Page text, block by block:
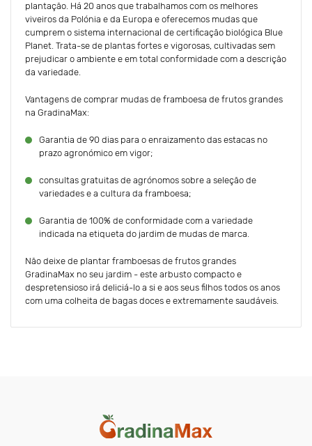
plantação. Há 20 anos que trabalhamos com os melhores
viveiros da Polónia e da Europa e oferecemos mudas que
cumprem o sistema internacional de certificação biológica Blue
Planet. Trata-se de plantas fortes e vigorosas, cultivadas sem
prejudicar o ambiente e em total conformidade com a descrição
da variedade.
Vantagens de comprar mudas de framboesa de frutos grandes
na GradinaMax:
Garantia de 90 dias para o enraizamento das estacas no
prazo agronómico em vigor;
consultas gratuitas de agrónomos sobre a seleção de
variedades e a cultura da framboesa;
Garantia de 100% de conformidade com a variedade
indicada na etiqueta do jardim de mudas de marca.
Não deixe de plantar framboesas de frutos grandes
GradinaMax no seu jardim - este arbusto compacto e
despretensioso irá deliciá-lo a si e aos seus filhos todos os anos
com uma colheita de bagas doces e extremamente saudáveis.